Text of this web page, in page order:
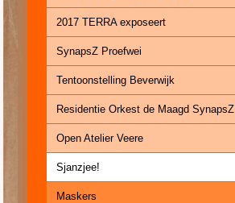
2017 TERRA exposeert
SynapsZ Proefwei
Tentoonstelling Beverwijk
Residentie Orkest de Maagd SynapsZ
Open Atelier Veere
Sjanzjee!
Maskers